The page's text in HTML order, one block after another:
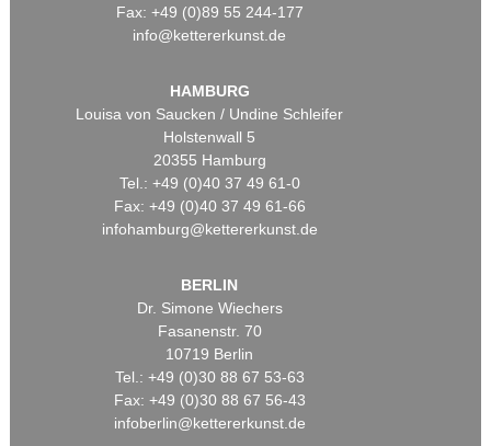
Fax: +49 (0)89 55 244-177
info@kettererkunst.de
HAMBURG
Louisa von Saucken / Undine Schleifer
Holstenwall 5
20355 Hamburg
Tel.: +49 (0)40 37 49 61-0
Fax: +49 (0)40 37 49 61-66
infohamburg@kettererkunst.de
BERLIN
Dr. Simone Wiechers
Fasanenstr. 70
10719 Berlin
Tel.: +49 (0)30 88 67 53-63
Fax: +49 (0)30 88 67 56-43
infoberlin@kettererkunst.de